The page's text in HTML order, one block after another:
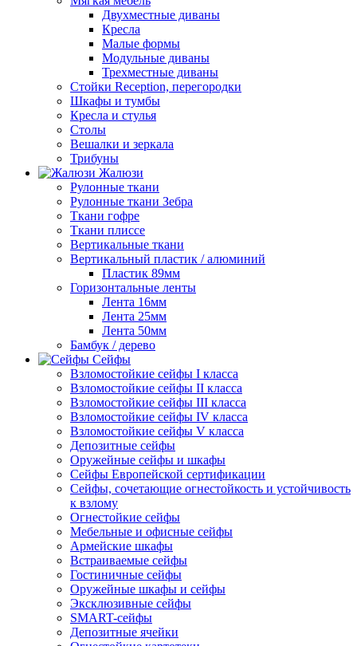
Двухместные диваны
Кресла
Малые формы
Модульные диваны
Трехместные диваны
Стойки Reception, перегородки
Шкафы и тумбы
Кресла и стулья
Столы
Вешалки и зеркала
Трибуны
Жалюзи
Рулонные ткани
Рулонные ткани Зебра
Ткани гофре
Ткани плиссе
Вертикальные ткани
Вертикальный пластик / алюминий
Пластик 89мм
Горизонтальные ленты
Лента 16мм
Лента 25мм
Лента 50мм
Бамбук / дерево
Сейфы
Взломостойкие сейфы I класса
Взломостойкие сейфы II класса
Взломостойкие сейфы III класса
Взломостойкие сейфы IV класса
Взломостойкие сейфы V класса
Депозитные сейфы
Оружейные сейфы и шкафы
Сейфы Европейской сертификации
Сейфы, сочетающие огнестойкость и устойчивость
к взлому
Огнестойкие сейфы
Мебельные и офисные сейфы
Армейские шкафы
Встраиваемые сейфы
Гостиничные сейфы
Оружейные шкафы и сейфы
Эксклюзивные сейфы
SMART-сейфы
Депозитные ячейки